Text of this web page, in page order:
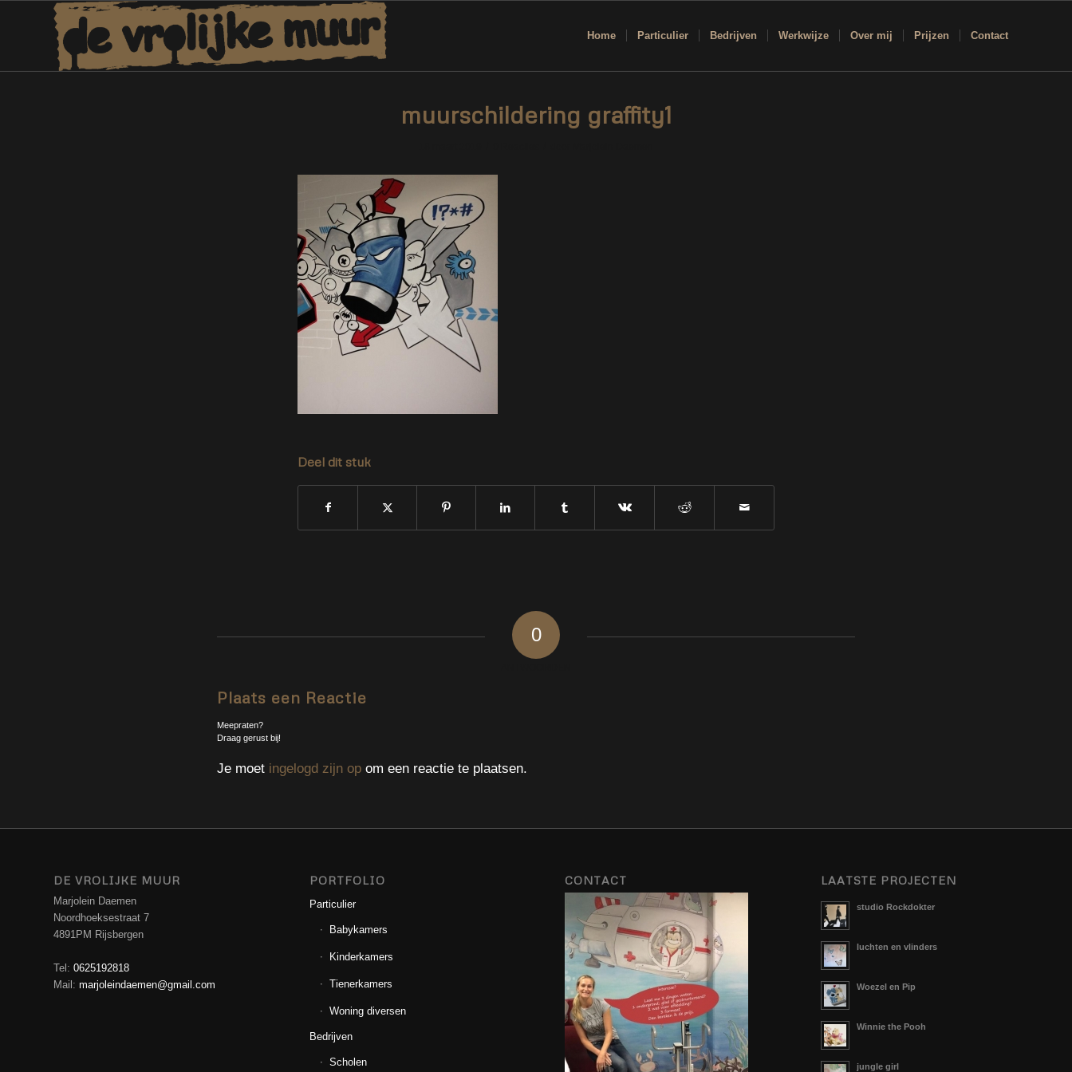
Home Particulier Bedrijven Werkwijze Over mij Prijzen Contact
muurschildering graffity1
Deel dit stuk
0
Plaats een Reactie
Meepraten?
Draag gerust bij!
Je moet ingelogd zijn op om een reactie te plaatsen.
DE VROLIJKE MUUR
Marjolein Daemen
Noordhoeksestraat 7
4891PM Rijsbergen
Tel: 0625192818
Mail: marjoleindaemen@gmail.com
PORTFOLIO
Particulier
Babykamers
Kinderkamers
Tienerkamers
Woning diversen
Bedrijven
Scholen
CONTACT LAATSTE PROJECTEN
studio Rockdokter
luchten en vlinders
Woezel en Pip
Winnie the Pooh
jungle girl